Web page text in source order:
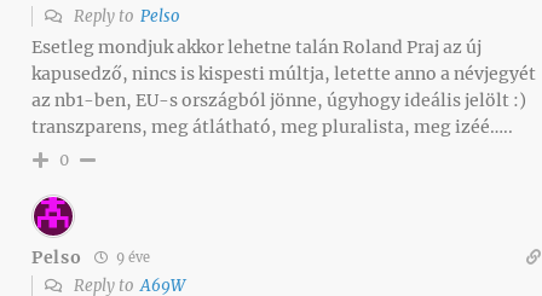
Reply to Pelso
Esetleg mondjuk akkor lehetne talán Roland Praj az új
kapusedző, nincs is kispesti múltja, letette anno a névjegyét
az nb1-ben, EU-s országból jönne, úgyhogy ideális jelölt :)
transzparens, meg átlátható, meg pluralista, meg izéé…..
0
Pelso 9 éve
Reply toA69W